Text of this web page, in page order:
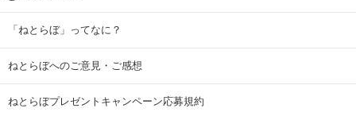
「ねとらぼ」ってなに？
ねとらぼへのご意見・ご感想
ねとらぼプレゼントキャンペーン応募規約